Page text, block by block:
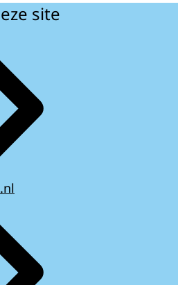
site